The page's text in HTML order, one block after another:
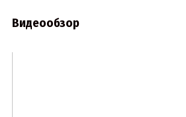
Видеообзор